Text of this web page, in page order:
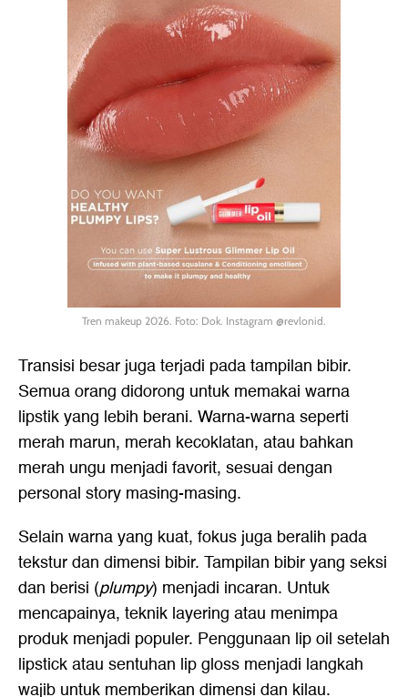
Tren makeup 2026. Foto: Dok. Instagram @revlonid.
Transisi besar juga terjadi pada tampilan bibir.
Semua orang didorong untuk memakai warna
lipstik yang lebih berani. Warna-warna seperti
merah marun, merah kecoklatan, atau bahkan
merah ungu menjadi favorit, sesuai dengan
personal story masing-masing.
Selain warna yang kuat, fokus juga beralih pada
tekstur dan dimensi bibir. Tampilan bibir yang seksi
dan berisi (plumpy) menjadi incaran. Untuk
mencapainya, teknik layering atau menimpa
produk menjadi populer. Penggunaan lip oil setelah
lipstick atau sentuhan lip gloss menjadi langkah
wajib untuk memberikan dimensi dan kilau.